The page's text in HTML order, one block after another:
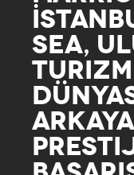
SEA,
TURIZM